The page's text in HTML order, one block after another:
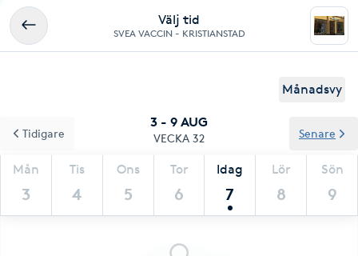
Välj tid
SVEA VACCIN - KRISTIANSTAD
Månadsvy
3 - 9 AUG
VECKA 32
Mån
3
Tis
4
Ons
5
Tor
6
Idag
7
Lör
8
Sön
9
Tidigare Senare